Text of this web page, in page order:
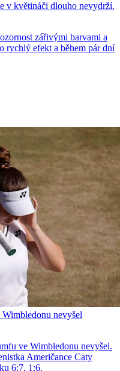
v květináči dlouho nevydrží.
zářivými barvami a
rychlý efekt a během pár dní
nevyšel
ve Wimbledonu nevyšel.
Američance Caty
6:7, 1:6.